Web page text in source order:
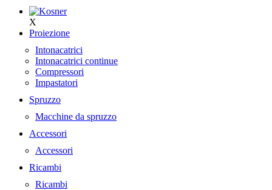
X
Proiezione
Intonacatrici
Intonacatrici continue
Compressori
Impastatori
Spruzzo
Macchine da spruzzo
Accessori
Accessori
Ricambi
Ricambi